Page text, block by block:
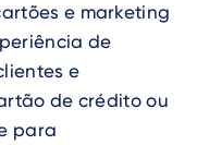
e marketing
de
e
de crédito ou
para